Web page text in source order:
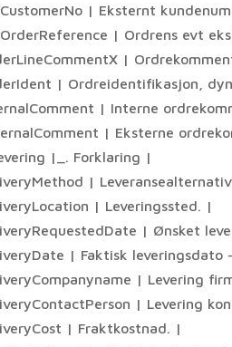
| Eksternt
| Ordrens evt
|
| Ordreidentifikasjon,
| Interne
| Eksterne
|_. Forklaring |
|
| Leveringssted. |
| Ønsket
| Faktisk leveringsdato
| Levering
| Levering
| Fraktkostnad. |